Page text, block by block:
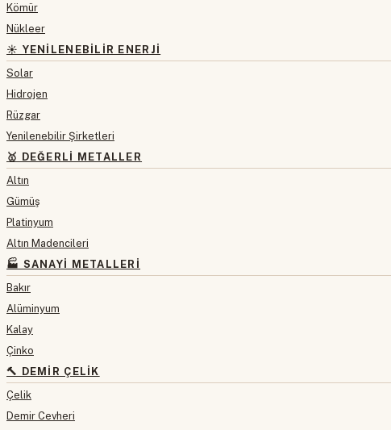
Kömür
Nükleer
☀️ YENILENEBILIR ENERJI
Solar
Hidrojen
Rüzgar
Yenilenebilir Şirketleri
🥇 DEĞERLI METALLER
Altın
Gümüş
Platinyum
Altın Madencileri
🏭 SANAYI METALLERI
Bakır
Alüminyum
Kalay
Çinko
🔨 DEMIR ÇELIK
Çelik
Demir Cevheri